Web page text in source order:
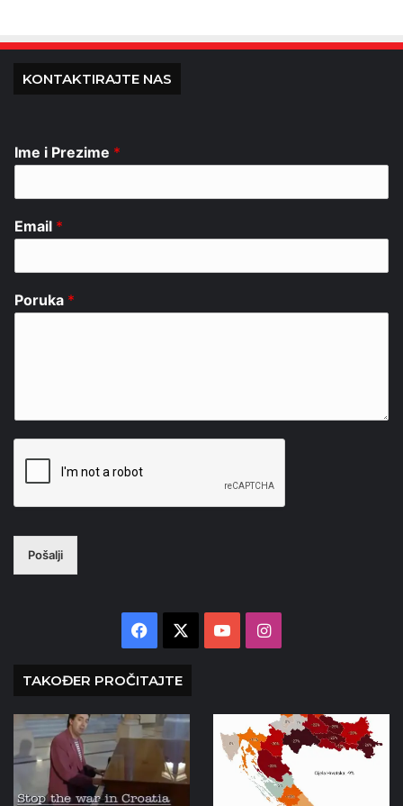
KONTAKTIRAJTE NAS
Ime i Prezime *
Email *
Poruka *
Pošalji
Facebook YouTubeInstagram
TAKOĐER PROČITAJTE